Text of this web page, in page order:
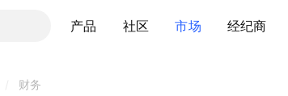
产品 社区 市场 经纪商
财务